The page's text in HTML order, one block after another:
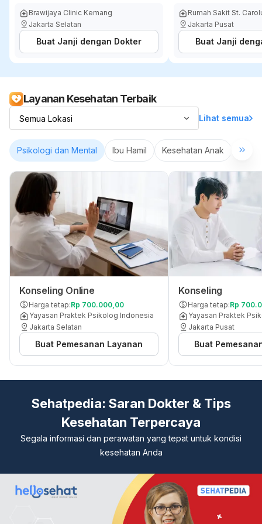
Brawijaya Clinic Kemang
Jakarta Selatan
Buat Janji dengan Dokter
Rumah Sakit St.
Jakarta Pusat
Buat Janji
Layanan Kesehatan Terbaik
Lihat semua
Psikologi dan Mental Ibu Hamil Kesehatan Anak
Konseling Online
Harga tetap:Rp 700.000,00
Yayasan Praktek Psikolog Indonesia
Jakarta Selatan
Buat Pemesanan Layanan
Konseling
Harga tetap:Rp
Yayasan Praktek
Jakarta Pusat
Buat
Sehatpedia: Saran Dokter & Tips
Kesehatan Terpercaya
Segala informasi dan perawatan yang tepat untuk kondisi
kesehatan Anda